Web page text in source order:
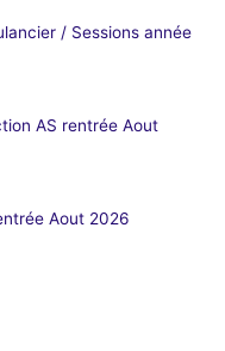
/ Sessions année
AS rentrée Aout
Aout 2026